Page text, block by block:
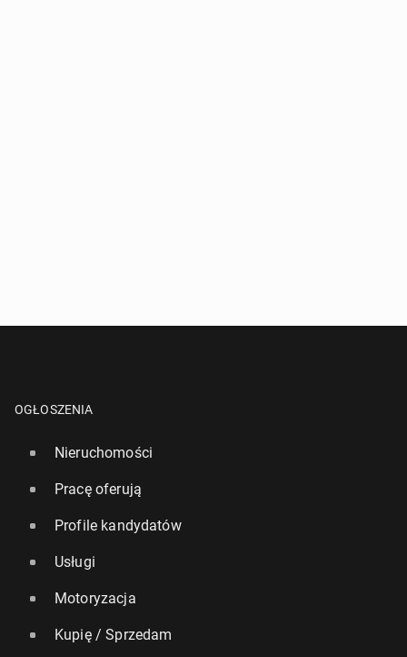
OGŁOSZENIA
Nieruchomości
Pracę oferują
Profile kandydatów
Usługi
Motoryzacja
Kupię / Sprzedam